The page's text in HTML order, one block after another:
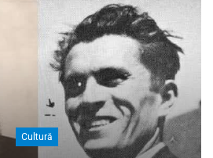
Cultură